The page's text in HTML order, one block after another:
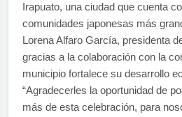
Irapuato, una ciudad que cuenta
comunidades japonesas más
Lorena Alfaro García, presidenta
gracias a la colaboración con la
municipio fortalece su desarrollo
“Agradecerles la oportunidad de
más de esta celebración, para